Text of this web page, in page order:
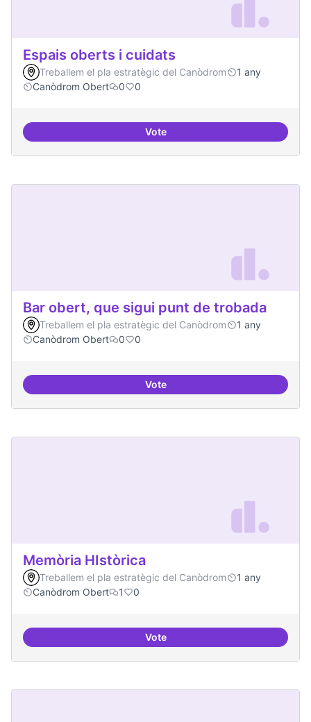
Espais oberts i cuidats
Treballem el pla estratègic del Canòdrom
1 any
Canòdrom Obert
0 0
VoteEspais oberts i cuidats
Bar obert, que sigui punt de trobada
Treballem el pla estratègic del Canòdrom
1 any
Canòdrom Obert
0 0
VoteBar obert, que sigui punt de
Memòria HIstòrica
Treballem el pla estratègic del Canòdrom
1 any
Canòdrom Obert
1 0
VoteMemòria HIstòrica